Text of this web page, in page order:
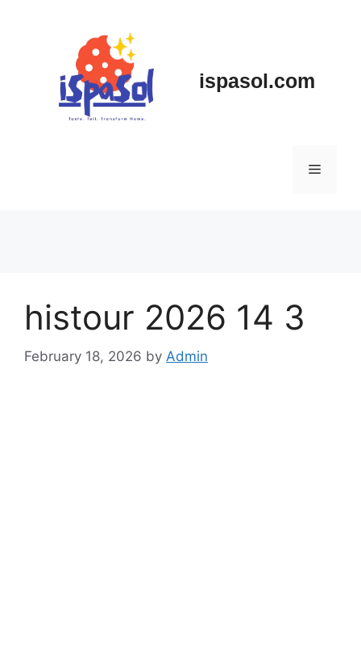
ispasol.com
Menu
histour 2026 14 3
February 18, 2026 by Admin